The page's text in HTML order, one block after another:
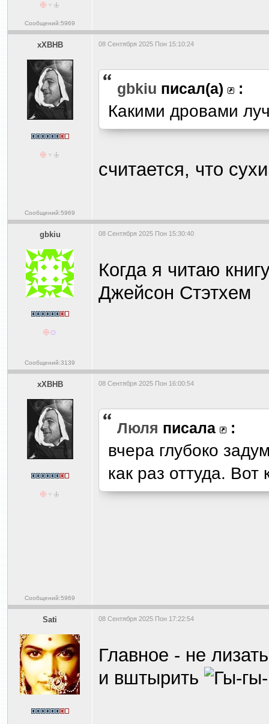
Сообщений:5969
xXBHB
Сообщений:5969
08 Сентября 2025 Пон 15:10:24
gbkiu писал(а) :
Какими дровами
считается, что
gbkiu
Сообщений:3139
08 Сентября 2025 Пон 15:30:40
Когда я читаю
Джейсон Стэтхем
xXBHB
Сообщений:5969
08 Сентября 2025 Пон 16:00:54
Люля писала :
вчера глубоко
как раз оттуда.
Sati 08 Сентября 2025 Пон 17:22:54
Главное - не
и вштырить